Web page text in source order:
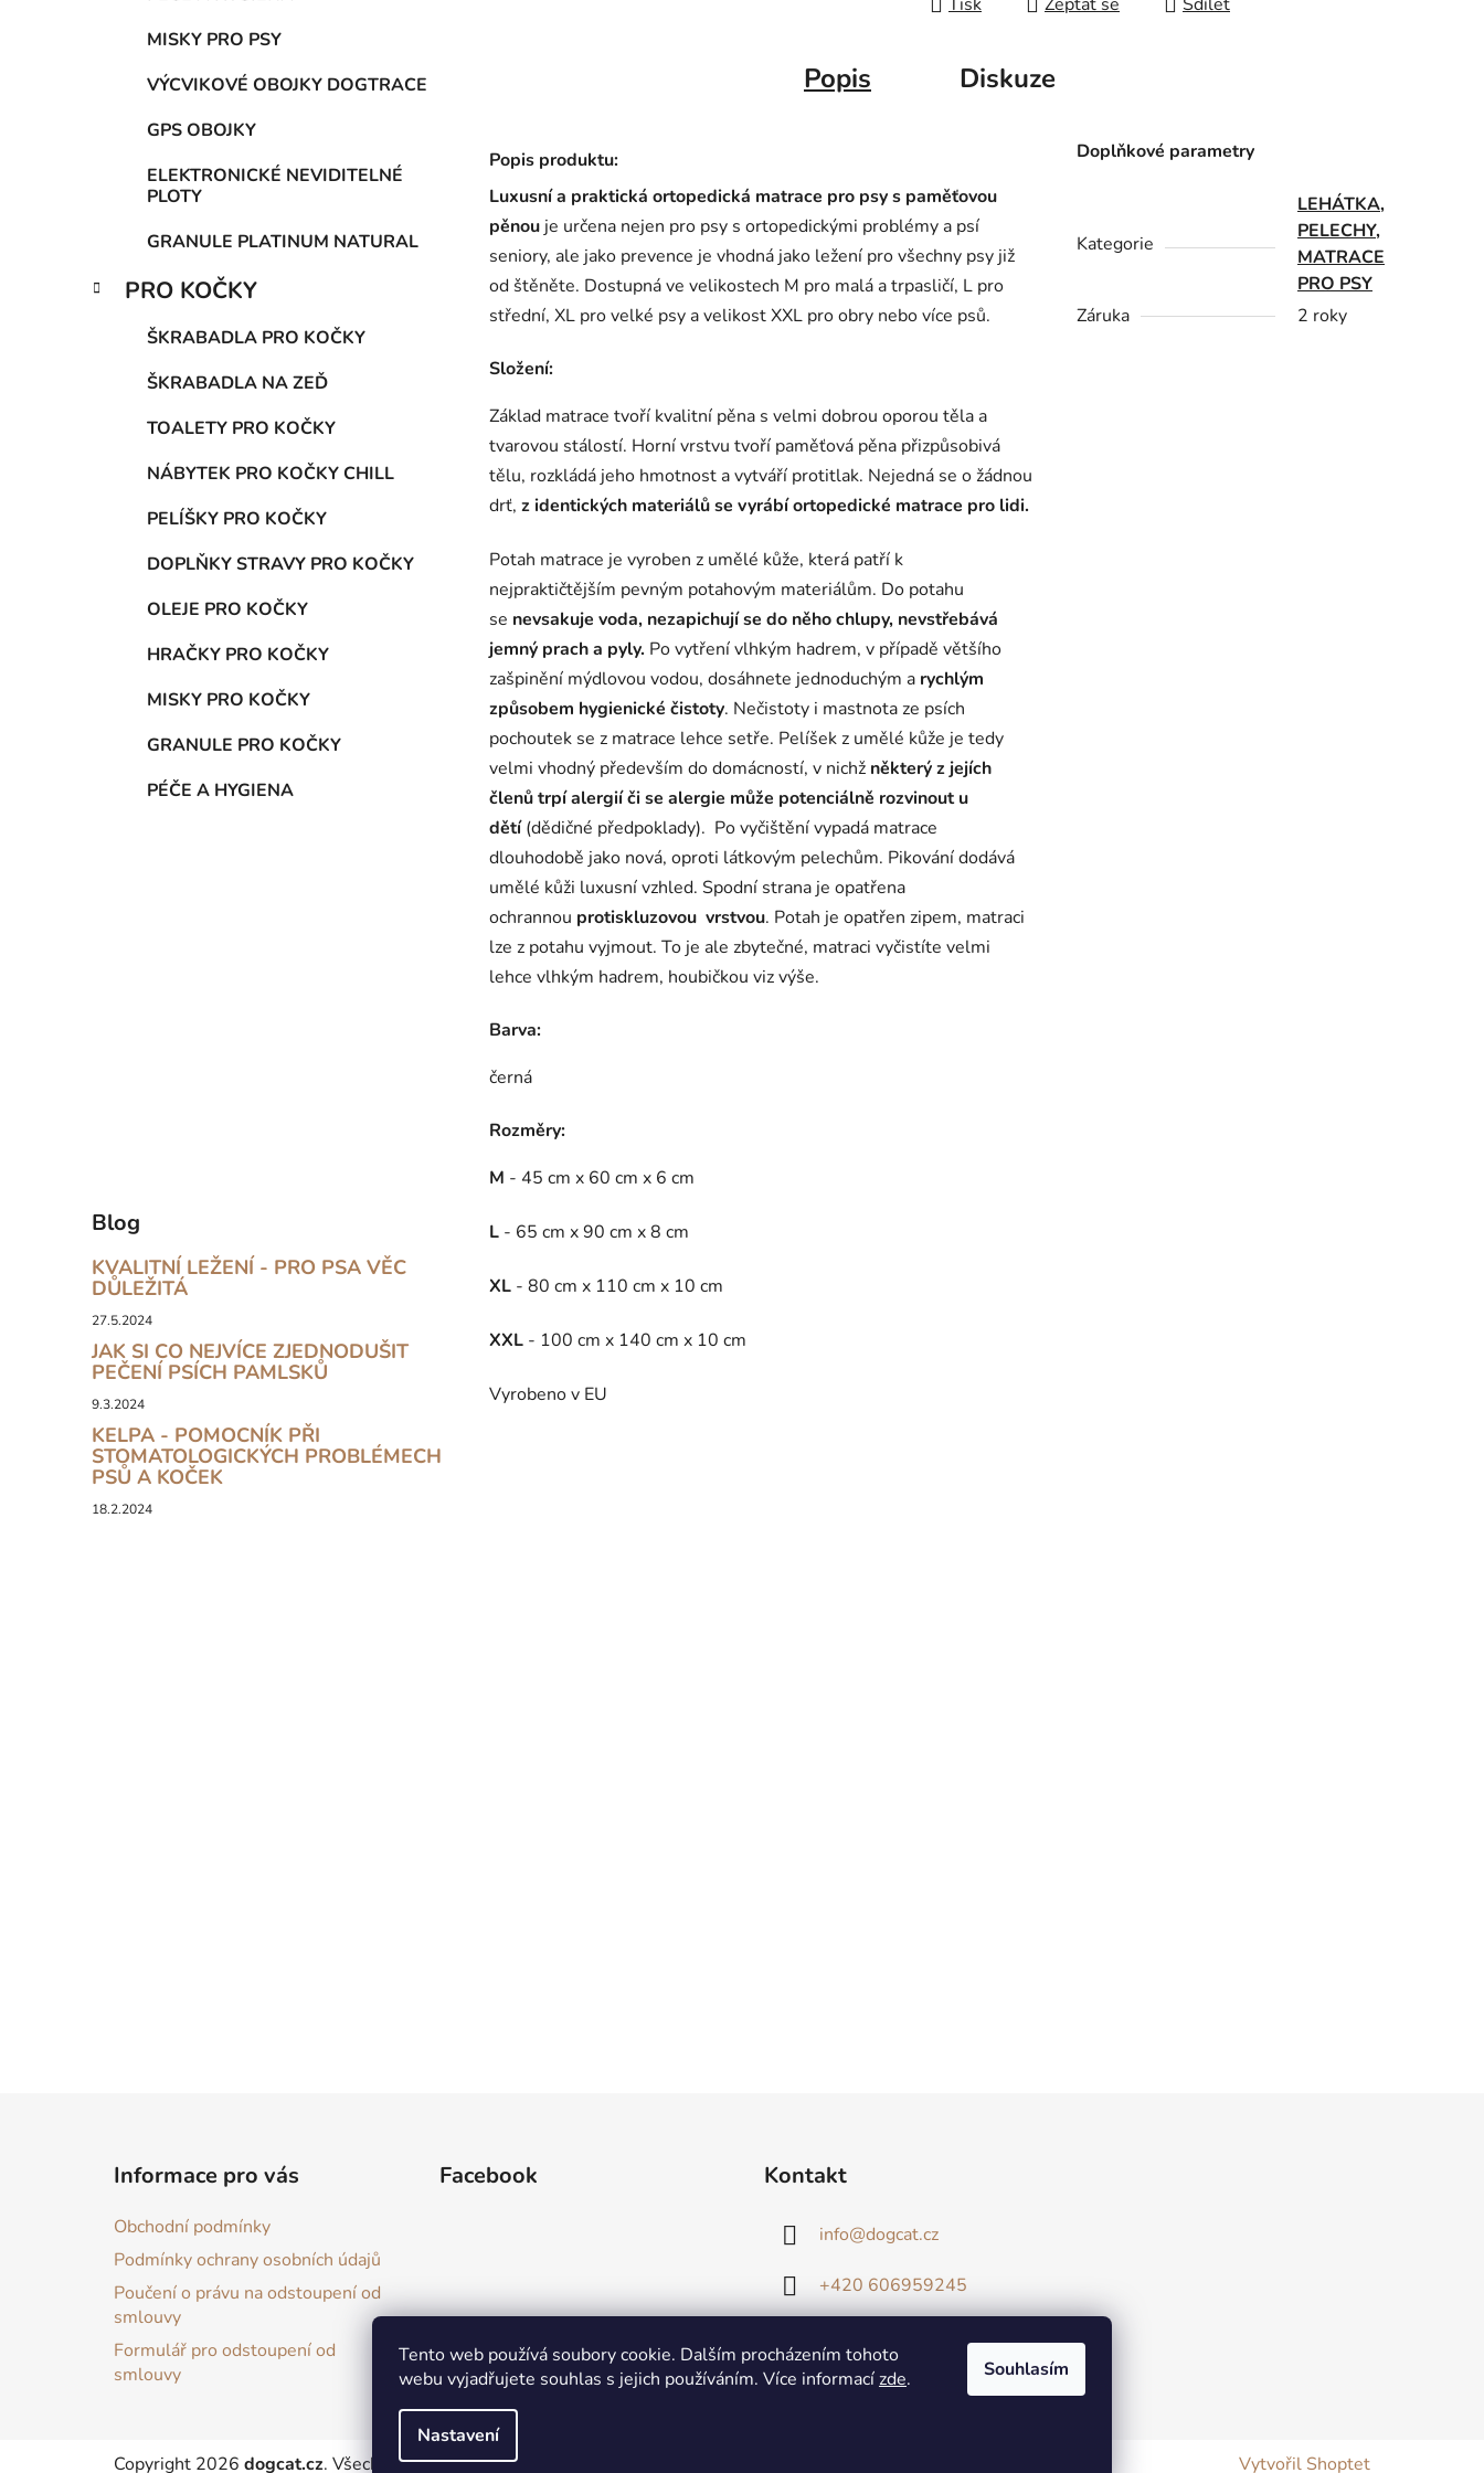
Tento web používá soubory cookie. Dalším procházením tohoto
webu vyjadřujete souhlas s jejich používáním. Více informacízde.
Nastavení
Souhlasím
MISKY PRO PSY
VÝCVIKOVÉ OBOJKY DOGTRACE
GPS OBOJKY
ELEKTRONICKÉ NEVIDITELNÉ
PLOTY
GRANULE PLATINUM NATURAL
PRO KOČKY
ŠKRABADLA PRO KOČKY
ŠKRABADLA NA ZEĎ
TOALETY PRO KOČKY
NÁBYTEK PRO KOČKY CHILL
PELÍŠKY PRO KOČKY
DOPLŇKY STRAVY PRO KOČKY
OLEJE PRO KOČKY
HRAČKY PRO KOČKY
MISKY PRO KOČKY
GRANULE PRO KOČKY
PÉČE A HYGIENA
Blog
KVALITNÍ LEŽENÍ - PRO PSA VĚC
DŮLEŽITÁ
27.5.2024
JAK SI CO NEJVÍCE ZJEDNODUŠIT
PEČENÍ PSÍCH PAMLSKŮ
9.3.2024
KELPA - POMOCNÍK PŘI
STOMATOLOGICKÝCH PROBLÉMECH
PSŮ A KOČEK
18.2.2024
Popis Diskuze
Popis produktu:
Luxusní a praktická ortopedická matrace pro psy s paměťovou
pěnou je určena nejen pro psy s ortopedickými problémy a psí
seniory, ale jako prevence je vhodná jako ležení pro všechny psy již
od štěněte. Dostupná ve velikostech M pro malá a trpasličí, L pro
střední, XL pro velké psy a velikost XXL pro obry nebo více psů.
Složení:
Základ matrace tvoří kvalitní pěna s velmi dobrou oporou těla a
tvarovou stálostí. Horní vrstvu tvoří paměťová pěna přizpůsobivá
tělu, rozkládá jeho hmotnost a vytváří protitlak. Nejedná se o žádnou
drť, z identických materiálů se vyrábí ortopedické matrace pro lidi.
Potah matrace je vyroben z umělé kůže, která patří k
nejpraktičtějším pevným potahovým materiálům. Do potahu
se nevsakuje voda, nezapichují se do něho chlupy, nevstřebává
jemný prach a pyly. Po vytření vlhkým hadrem, v případě většího
zašpinění mýdlovou vodou, dosáhnete jednoduchým a rychlým
způsobem hygienické čistoty. Nečistoty i mastnota ze psích
pochoutek se z matrace lehce setře. Pelíšek z umělé kůže je tedy
velmi vhodný především do domácností, v nichž některý z jejích
členů trpí alergií či se alergie může potenciálně rozvinout u
dětí (dědičné předpoklady). Po vyčištění vypadá matrace
dlouhodobě jako nová, oproti látkovým pelechům. Pikování dodává
umělé kůži luxusní vzhled. Spodní strana je opatřena
ochrannou protiskluzovou vrstvou. Potah je opatřen zipem, matraci
lze z potahu vyjmout. To je ale zbytečné, matraci vyčistíte velmi
lehce vlhkým hadrem, houbičkou viz výše.
Barva:
černá
Rozměry:
M - 45 cm x 60 cm x 6 cm
L - 65 cm x 90 cm x 8 cm
XL - 80 cm x 110 cm x 10 cm
XXL - 100 cm x 140 cm x 10 cm
Vyrobeno v EU
Doplňkové parametry
Kategorie
LEHÁTKA,
PELECHY,
MATRACE
PRO PSY
Záruka
2 roky
Informace pro vás
Obchodní podmínky
Podmínky ochrany osobních údajů
Poučení o právu na odstoupení od
smlouvy
Formulář pro odstoupení od
smlouvy
Facebook Kontakt
info@dogcat.cz
+420 606959245
Vytvořil Shoptet
Copyright 2026 dogcat.cz. Všechna práva vyhrazena.